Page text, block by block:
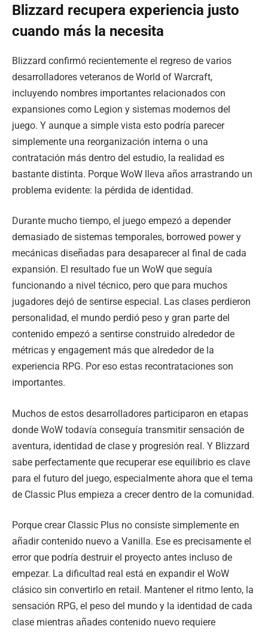
Blizzard recupera experiencia justo
cuando más la necesita
Blizzard confirmó recientemente el regreso de varios
desarrolladores veteranos de World of Warcraft,
incluyendo nombres importantes relacionados con
expansiones como Legion y sistemas modernos del
juego. Y aunque a simple vista esto podría parecer
simplemente una reorganización interna o una
contratación más dentro del estudio, la realidad es
bastante distinta. Porque WoW lleva años arrastrando un
problema evidente: la pérdida de identidad.
Durante mucho tiempo, el juego empezó a depender
demasiado de sistemas temporales, borrowed power y
mecánicas diseñadas para desaparecer al final de cada
expansión. El resultado fue un WoW que seguía
funcionando a nivel técnico, pero que para muchos
jugadores dejó de sentirse especial. Las clases perdieron
personalidad, el mundo perdió peso y gran parte del
contenido empezó a sentirse construido alrededor de
métricas y engagement más que alrededor de la
experiencia RPG. Por eso estas recontrataciones son
importantes.
Muchos de estos desarrolladores participaron en etapas
donde WoW todavía conseguía transmitir sensación de
aventura, identidad de clase y progresión real. Y Blizzard
sabe perfectamente que recuperar ese equilibrio es clave
para el futuro del juego, especialmente ahora que el tema
de Classic Plus empieza a crecer dentro de la comunidad.
Porque crear Classic Plus no consiste simplemente en
añadir contenido nuevo a Vanilla. Ese es precisamente el
error que podría destruir el proyecto antes incluso de
empezar. La dificultad real está en expandir el WoW
clásico sin convertirlo en retail. Mantener el ritmo lento, la
sensación RPG, el peso del mundo y la identidad de cada
clase mientras añades contenido nuevo requiere